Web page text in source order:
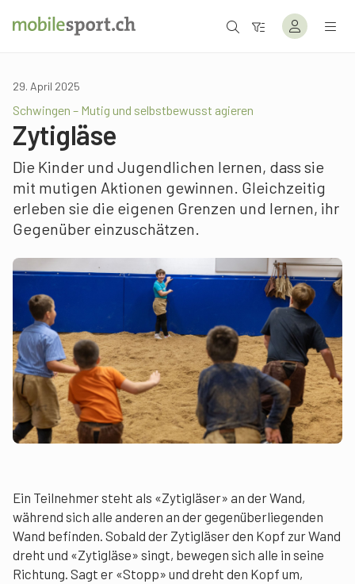
29. April 2025
Schwingen – Mutig und selbstbewusst agieren
Zytigläse
Die Kinder und Jugendlichen lernen, dass sie
mit mutigen Aktionen gewinnen. Gleichzeitig
erleben sie die eigenen Grenzen und lernen, ihr
Gegenüber einzuschätzen.
Ein Teilnehmer steht als «Zytigläser» an der Wand,
während sich alle anderen an der gegenüberliegenden
Wand befinden. Sobald der Zytigläser den Kopf zur Wand
dreht und «Zytigläse» singt, bewegen sich alle in seine
Richtung. Sagt er «Stopp» und dreht den Kopf um,